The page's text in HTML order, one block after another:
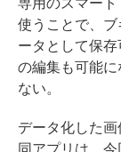
専用のスマー
使うことで、
ータとして保
の編集も可能
ない。
データ化した画
同アプリは、